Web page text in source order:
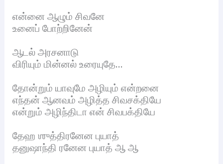
என்னை ஆழும் சிவனே
உனைப் போற்றினேன்
ஆடல் அரசனாடு
விரியும் மின்னல் உரையுதே…
தோன்றும் யாவுமே அழியும் என்றனை
எந்தன் ஆனவம் அழித்த சிவசக்தியே
என்றும் அழிந்திடா என் சிவபக்தியே
தேஹ ஶுத்திரனேன புயாத்
தனுஷாந்தி ரனேன புயாத் ஆ ஆ